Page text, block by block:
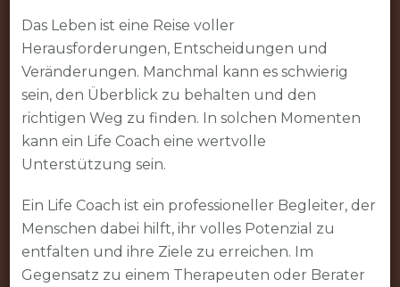
Weg
finden:
Wie
ein
Life
dabei
helfen
kann,
Ihr
Das Leben ist eine Reise voller
Herausforderungen, Entscheidungen und
Veränderungen. Manchmal kann es schwierig
sein, den Überblick zu behalten und den
richtigen Weg zu finden. In solchen Momenten
kann ein Life Coach eine wertvolle
Unterstützung sein.
Ein Life Coach ist ein professioneller Begleiter, der
Menschen dabei hilft, ihr volles Potenzial zu
entfalten und ihre Ziele zu erreichen. Im
Gegensatz zu einem Therapeuten oder Berater